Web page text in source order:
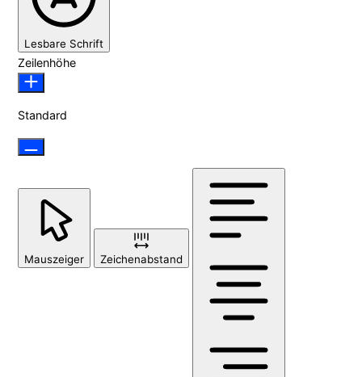
Lesbare Schrift
Zeilenhöhe
Standard
Mauszeiger Zeichenabstand